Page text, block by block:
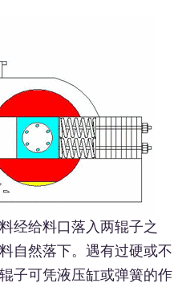
经给料口落入两辊子之
自然落下。遇有过硬或不
子可凭液压缸或弹簧的作